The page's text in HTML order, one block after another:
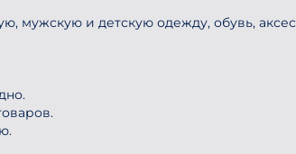
мужскую и детскую одежду, обувь,